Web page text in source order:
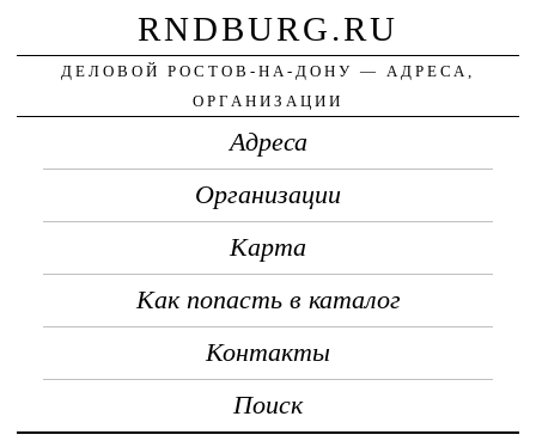
RNDBURG.RU
ДЕЛОВОЙ РОСТОВ-НА-ДОНУ — АДРЕСА,
ОРГАНИЗАЦИИ
Адреса
Организации
Карта
Как попасть в каталог
Контакты
Поиск